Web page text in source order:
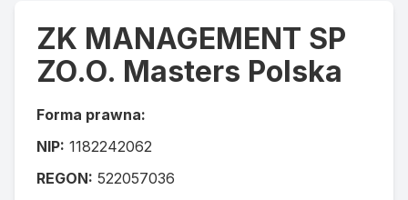
ZK MANAGEMENT SP
ZO.O. Masters Polska
Forma prawna:
NIP: 1182242062
REGON: 522057036